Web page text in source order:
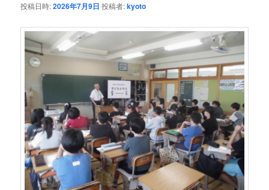
投稿日時:2026年7月9日 投稿者:kyoto